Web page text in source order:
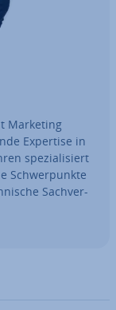
Marketing
Expertise in
spe­zia­li­siert
Schwer­punk­te
Sach­ver­